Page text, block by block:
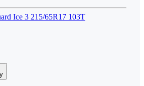
Ice 3 215/65R17 103T